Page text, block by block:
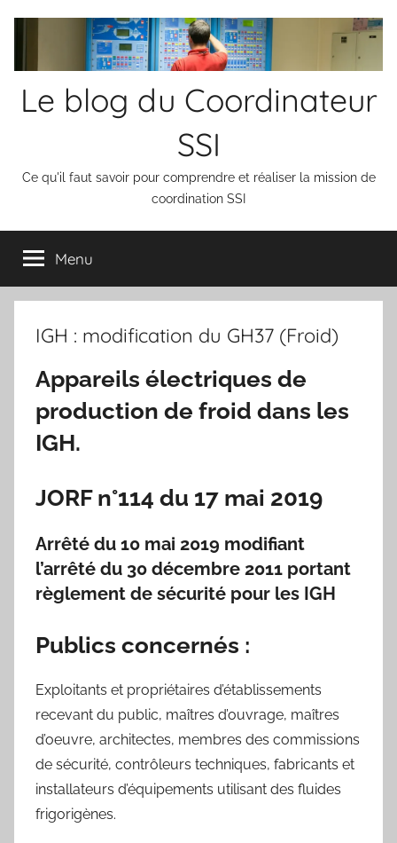
Le blog du Coordinateur
SSI
Ce qu'il faut savoir pour comprendre et réaliser la mission de
coordination SSI
Menu
IGH : modification du GH37 (Froid)
Appareils électriques de
production de froid dans les
IGH.
JORF n°114 du 17 mai 2019
Arrêté du 10 mai 2019 modifiant
l’arrêté du 30 décembre 2011 portant
règlement de sécurité pour les IGH
Publics concernés :
Exploitants et propriétaires d’établissements
recevant du public, maîtres d’ouvrage, maîtres
d’oeuvre, architectes, membres des commissions
de sécurité, contrôleurs techniques, fabricants et
installateurs d’équipements utilisant des fluides
frigorigènes.